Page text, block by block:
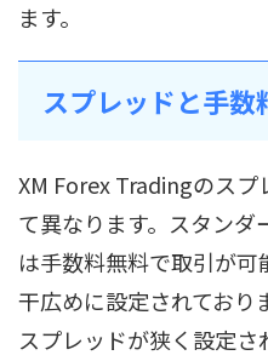
ます。
スプレッドと手数
XM Forex Tradingのスプ
て異なります。スタン
は手数料無料で取引が
干広めに設定されており
スプレッドが狭く設定